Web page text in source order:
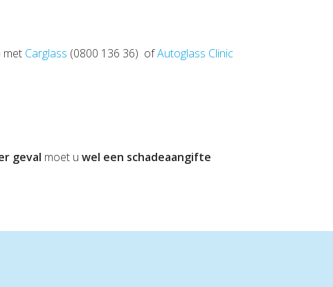
met Carglass (0800 136 36) ofAutoglass Clinic
geval moet u wel een schadeaangifte